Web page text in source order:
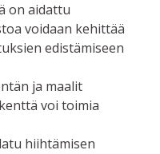
on aidattu
voidaan kehittää
edistämiseen
ja maalit
voi toimia
hiihtämisen